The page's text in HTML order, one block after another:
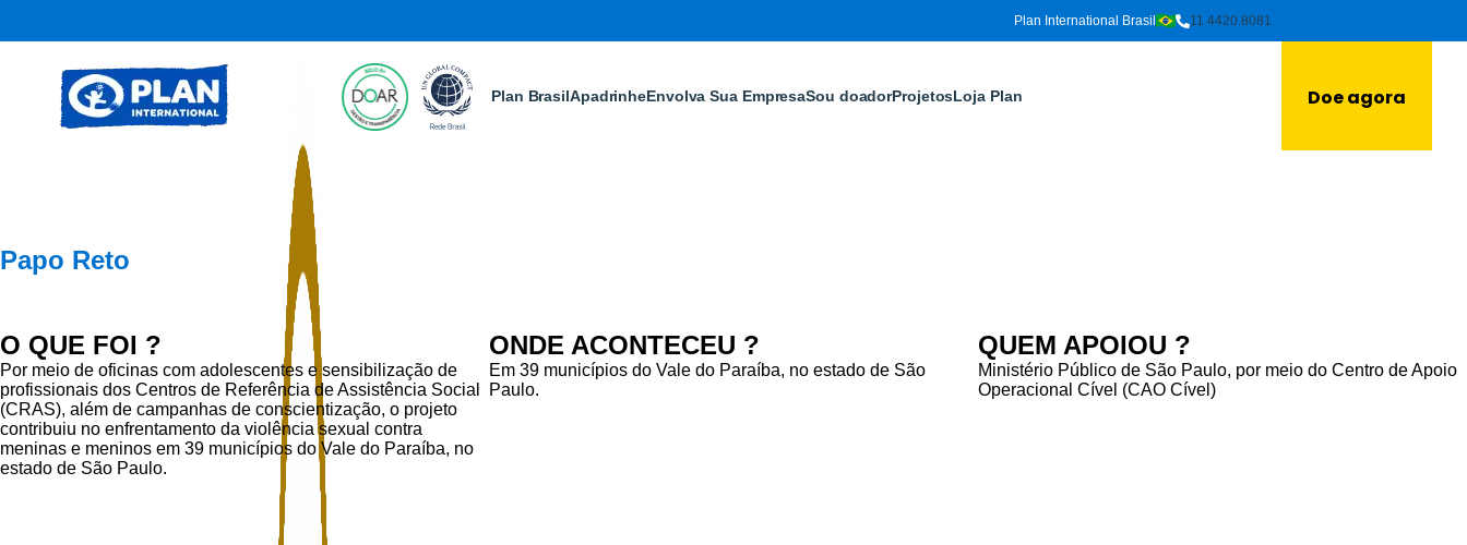
Plan International Brasil 11 4420.8081
Plan BrasilApadrinheEnvolva Sua EmpresaSou doadorProjetosLoja Plan Doe agora
Papo Reto
O QUE FOI ?
Por meio de oficinas com adolescentes e sensibilização de
profissionais dos Centros de Referência de Assistência Social
(CRAS), além de campanhas de conscientização, o projeto
contribuiu no enfrentamento da violência sexual contra
meninas e meninos em 39 municípios do Vale do Paraíba, no
estado de São Paulo.
ONDE ACONTECEU ?
Em 39 municípios do Vale do Paraíba, no estado de São
Paulo.
QUEM APOIOU ?
Ministério Público de São Paulo, por meio do Centro de Apoio
Operacional Cível (CAO Cível)